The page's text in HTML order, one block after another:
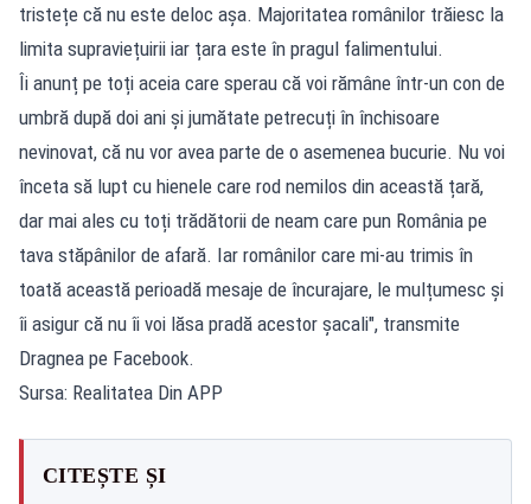
tristețe că nu este deloc așa. Majoritatea românilor trăiesc la
limita supraviețuirii iar țara este în pragul falimentului.
Îi anunț pe toți aceia care sperau că voi rămâne într-un con de
umbră după doi ani și jumătate petrecuți în închisoare
nevinovat, că nu vor avea parte de o asemenea bucurie. Nu voi
înceta să lupt cu hienele care rod nemilos din această țară,
dar mai ales cu toți trădătorii de neam care pun România pe
tava stăpânilor de afară. Iar românilor care mi-au trimis în
toată această perioadă mesaje de încurajare, le mulțumesc și
îi asigur că nu îi voi lăsa pradă acestor șacali", transmite
Dragnea pe Facebook.
Sursa: Realitatea Din APP
CITEȘTE ȘI